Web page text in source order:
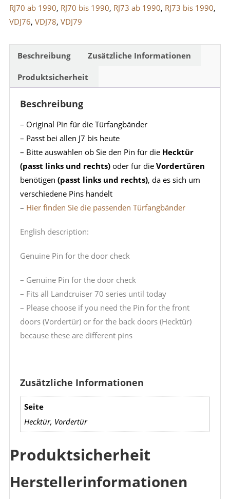
RJ70 ab 1990, RJ70 bis 1990, RJ73 ab 1990, RJ73 bis 1990,
VDJ76, VDJ78, VDJ79
Beschreibung Zusätzliche Informationen
Produktsicherheit
Beschreibung
– Original Pin für die Türfangbänder
– Passt bei allen J7 bis heute
– Bitte auswählen ob Sie den Pin für die Hecktür
(passt links und rechts)oder für die Vordertüren
benötigen (passt links und rechts), da es sich um
verschiedene Pins handelt
– Hier finden Sie die passenden Türfangbänder
English description:
Genuine Pin for the door check
– Genuine Pin for the door check
– Fits all Landcruiser 70 series until today
– Please choose if you need the Pin for the front
doors (Vordertür) or for the back doors (Hecktür)
because these are different pins
Zusätzliche Informationen
Seite
Hecktür, Vordertür
Produktsicherheit
Herstellerinformationen